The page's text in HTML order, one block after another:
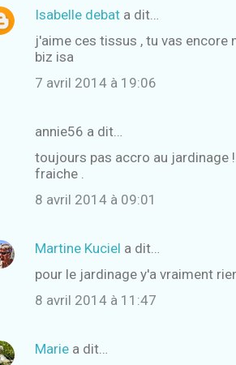
Isabelle debat a dit…
j'aime ces tissus , tu vas encore
biz isa
7 avril 2014 à 19:06
annie56 a dit…
toujours pas accro au jardinage
fraiche .
8 avril 2014 à 09:01
Martine Kuciel a dit…
pour le jardinage y'a vraiment
8 avril 2014 à 11:47
Marie a dit…